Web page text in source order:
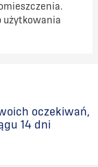
użytkowania
oczekiwań,
14 dni